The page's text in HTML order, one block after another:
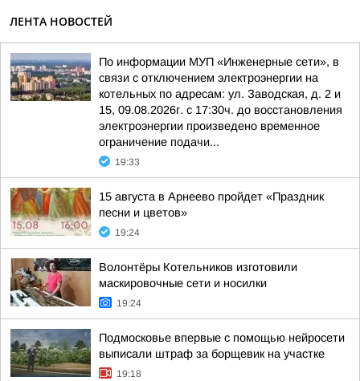
ЛЕНТА НОВОСТЕЙ
По информации МУП «Инженерные сети», в
связи с отключением электроэнергии на
котельных по адресам: ул. Заводская, д. 2 и
15, 09.08.2026г. с 17:30ч. до восстановления
электроэнергии произведено временное
ограничение подачи...
19:33
15 августа в Арнеево пройдет «Праздник
песни и цветов»
19:24
Волонтёры Котельников изготовили
маскировочные сети и носилки
19:24
Подмосковье впервые с помощью нейросети
выписали штраф за борщевик на участке
19:18